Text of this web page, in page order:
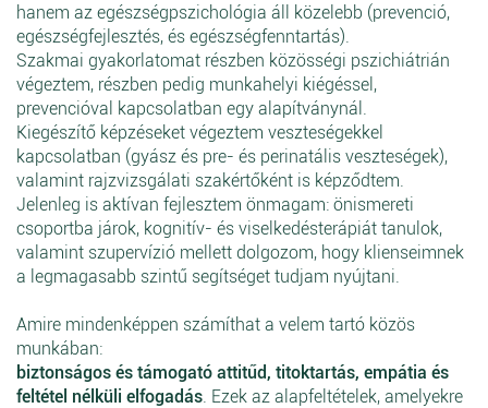
hanem az egészségpszichológia áll közelebb (prevenció,
egészségfejlesztés, és egészségfenntartás).
Szakmai gyakorlatomat részben közösségi pszichiátrián
végeztem, részben pedig munkahelyi kiégéssel,
prevencióval kapcsolatban egy alapítványnál.
Kiegészítő képzéseket végeztem veszteségekkel
kapcsolatban (gyász és pre- és perinatális veszteségek),
valamint rajzvizsgálati szakértőként is képződtem.
Jelenleg is aktívan fejlesztem önmagam: önismereti
csoportba járok, kognitív- és viselkedésterápiát tanulok,
valamint szupervízió mellett dolgozom, hogy klienseimnek
a legmagasabb szintű segítséget tudjam nyújtani.
Amire mindenképpen számíthat a velem tartó közös
munkában:
biztonságos és támogató attitűd, titoktartás, empátia és
feltétel nélküli elfogadás . Ezek az alapfeltételek, amelyekre